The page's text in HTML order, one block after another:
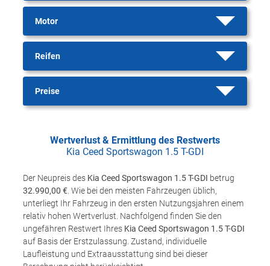
Motor
Reifen
Preise
Wertverlust & Ermittlung des Restwerts
Kia Ceed Sportswagon 1.5 T-GDI
Der Neupreis des Kia Ceed Sportswagon 1.5 T-GDI betrug
32.990,00 € . Wie bei den meisten Fahrzeugen üblich,
unterliegt Ihr Fahrzeug in den ersten Nutzungsjahren einem
relativ hohen Wertverlust. Nachfolgend finden Sie den
ungefähren Restwert Ihres Kia Ceed Sportswagon 1.5 T-GDI
auf Basis der Erstzulassung. Zustand, individuelle
Laufleistung und Extraausstattung sind bei dieser